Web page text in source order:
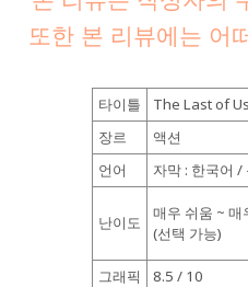
또한 본 리뷰에는 어
타이틀
The Last of
장르
액션
언어
자막 : 한국어 /
난이도
매우 쉬움 ~ 매
(선택 가능)
그래픽
8.5 / 10